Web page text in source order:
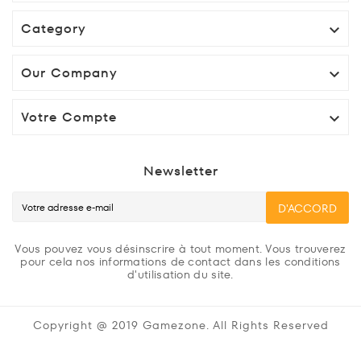
Category 
Our Company 
Votre Compte 
Newsletter
D'ACCORD
Vous pouvez vous désinscrire à tout moment. Vous trouverez
pour cela nos informations de contact dans les conditions
d'utilisation du site.
Copyright @ 2019 Gamezone. All Rights Reserved